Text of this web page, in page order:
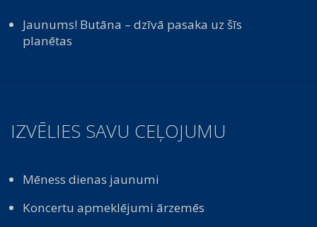
Jaunums! Butāna – dzīvā pasaka uz šīs
planētas
IZVĒLIES SAVU CEĻOJUMU
Mēness dienas jaunumi
Koncertu apmeklējumi ārzemēs